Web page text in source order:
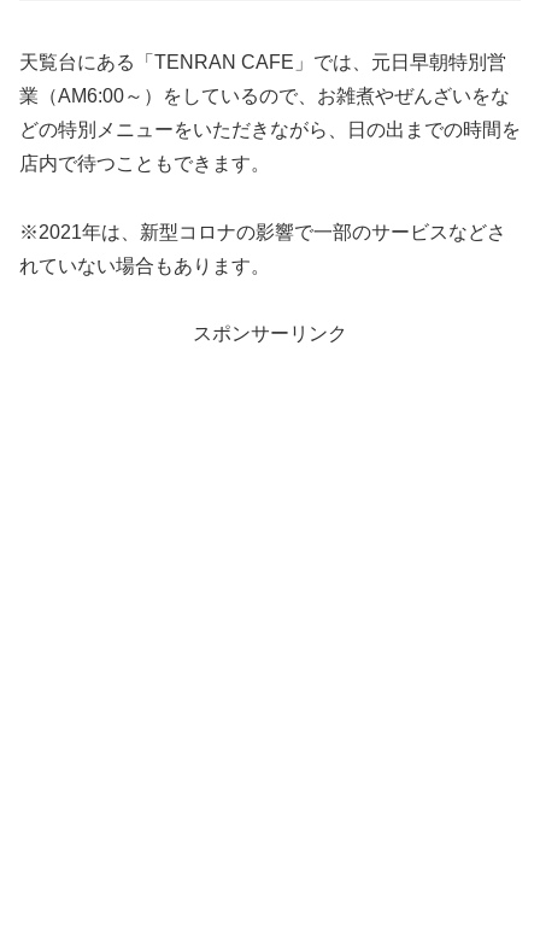
天覧台にある「TENRAN CAFE」では、元日早朝特別営
業（AM6:00～）をしているので、お雑煮やぜんざいをな
どの特別メニューをいただきながら、日の出までの時間を
店内で待つこともできます。
※2021年は、新型コロナの影響で一部のサービスなどさ
れていない場合もあります。
スポンサーリンク